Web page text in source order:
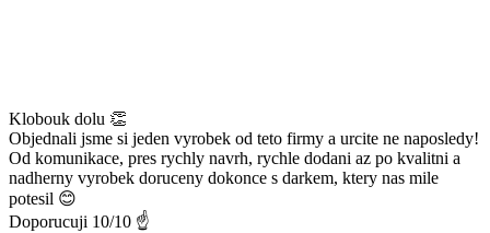
Klobouk dolu 👏
Objednali jsme si jeden vyrobek od teto firmy a urcite ne naposledy!
Od komunikace, pres rychly navrh, rychle dodani az po kvalitni a
nadherny vyrobek doruceny dokonce s darkem, ktery nas mile
potesil 😊
Doporucuji 10/10 ☝️